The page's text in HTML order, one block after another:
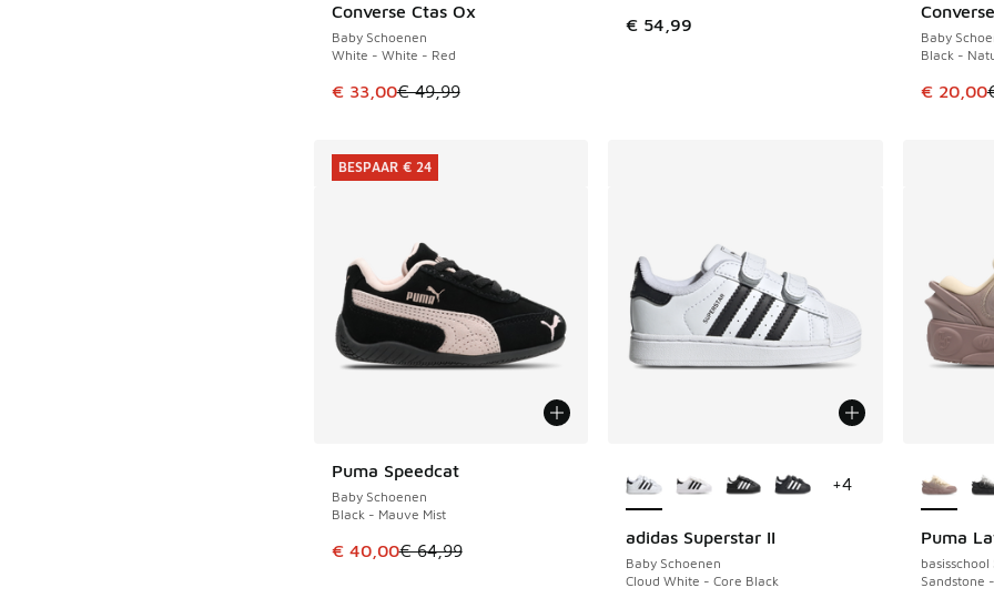
Converse Ctas Ox
Baby Schoenen
White - White - Red
Dit artikel is in de uitverkoop. Dit artikel is in de aanbieding Prijs verlaagd van €
€ 33,00€ 49,99
BESPAAR € 16 € 54,99
Baby
Black -
Dit
€ 20,00
BESPAAR
Puma Speedcat
Baby Schoenen
Black - Mauve Mist
Dit artikel is in de uitverkoop. Dit artikel is in de aanbieding Prijs verlaagd van €
€ 40,00€ 64,99
BESPAAR € 24
BESPAAR € 24
adidas Superstar II
Baby Schoenen
Cloud White - Core Black
+4
Puma
Sandstone